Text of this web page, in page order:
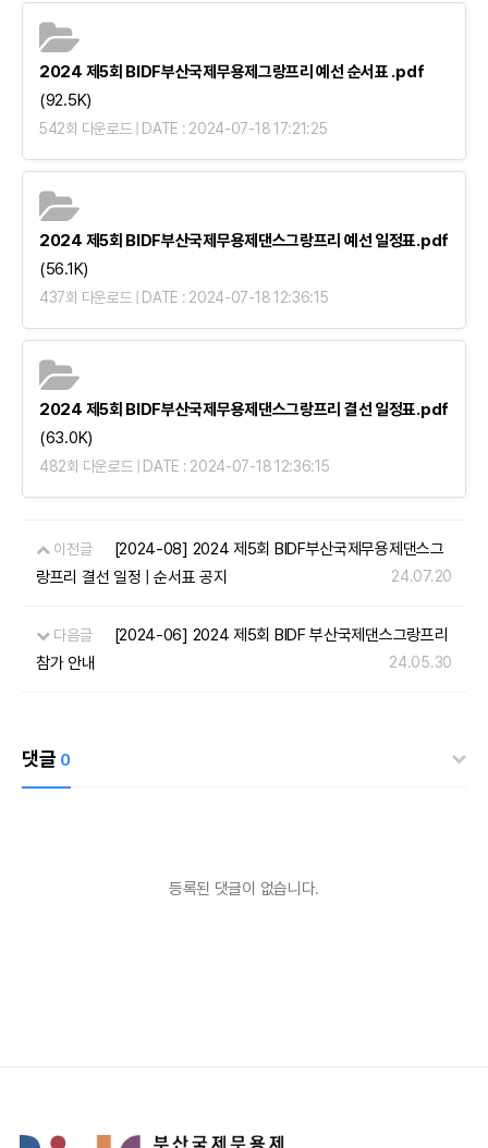
2024 제5회 BIDF부산국제무용제그랑프리 예선 순서표 .pdf
(92.5K)
542회 다운로드 | DATE : 2024-07-18 17:21:25
2024 제5회 BIDF부산국제무용제댄스그랑프리 예선 일정표.pdf
(56.1K)
437회 다운로드 | DATE : 2024-07-18 12:36:15
2024 제5회 BIDF부산국제무용제댄스그랑프리 결선 일정표.pdf
(63.0K)
482회 다운로드 | DATE : 2024-07-18 12:36:15
이전글
[2024-08] 2024 제5회 BIDF부산국제무용제댄스그
랑프리 결선 일정 | 순서표 공지
24.07.20
다음글
[2024-06] 2024 제5회 BIDF 부산국제댄스그랑프리
참가 안내
24.05.30
댓글 0
등록된 댓글이 없습니다.